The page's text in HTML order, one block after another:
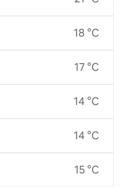
18 °C
17 °C
14 °C
14 °C
15 °C